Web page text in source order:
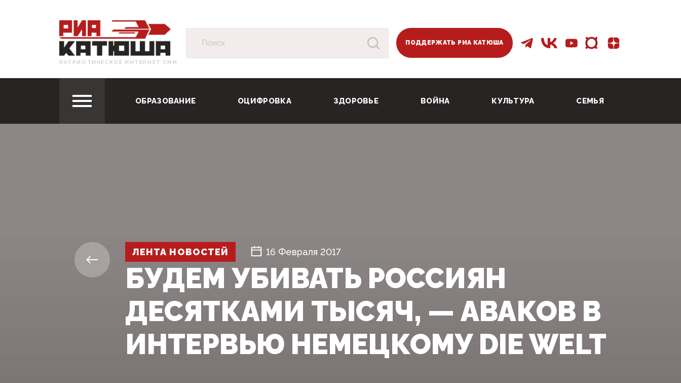
ПАТРИОТИЧЕСКОЕ ИНТЕРНЕТ СМИ
ПОДДЕРЖАТЬ РИА КАТЮША
ОБРАЗОВАНИЕ ОЦИФРОВКА ЗДОРОВЬЕ ВОЙНА КУЛЬТУРА СЕМЬЯ
ЛЕНТА НОВОСТЕЙ 16 Февраля 2017
БУДЕМ УБИВАТЬ РОССИЯН
ДЕСЯТКАМИ ТЫСЯЧ, — АВАКОВ В
ИНТЕРВЬЮ НЕМЕЦКОМУ DIE WELT